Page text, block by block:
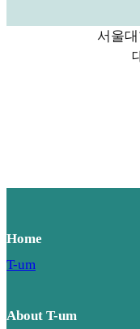
서울
Home
T-um
About T-um